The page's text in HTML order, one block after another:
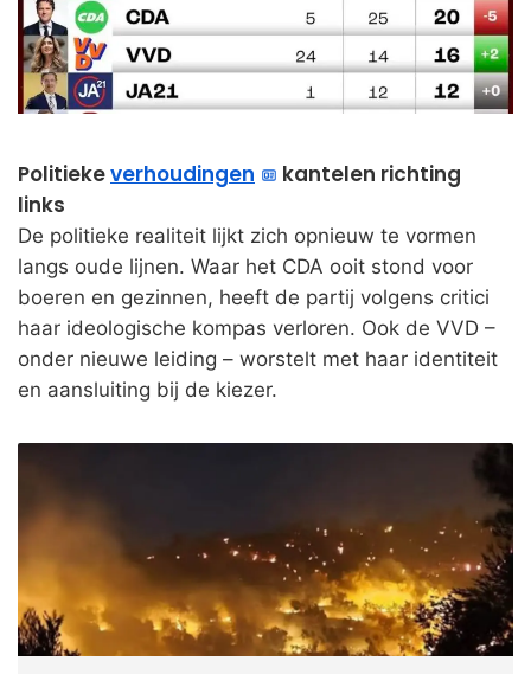
Politiekeverhoudingen
kantelen richting
links
De politieke realiteit lijkt zich opnieuw te vormen
langs oude lijnen. Waar het CDA ooit stond voor
boeren en gezinnen, heeft de partij volgens critici
haar ideologische kompas verloren. Ook de VVD –
onder nieuwe leiding – worstelt met haar identiteit
en aansluiting bij de kiezer.